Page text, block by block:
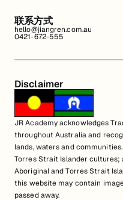
联系方式
hello@jiangren.com.au
0421-672-555
Disclaimer
JR Academy acknowledges
throughout Australia and
lands, waters and
Torres Strait Islander cultures;
Aboriginal and Torres Strait
this website may contain
passed away.